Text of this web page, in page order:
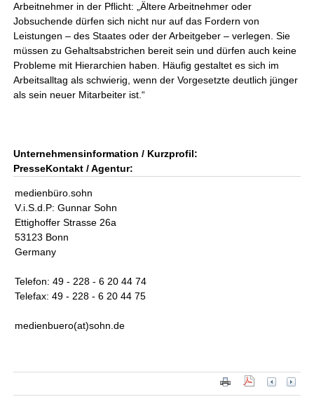
Arbeitnehmer in der Pflicht: „Ältere Arbeitnehmer oder
Jobsuchende dürfen sich nicht nur auf das Fordern von
Leistungen – des Staates oder der Arbeitgeber – verlegen. Sie
müssen zu Gehaltsabstrichen bereit sein und dürfen auch keine
Probleme mit Hierarchien haben. Häufig gestaltet es sich im
Arbeitsalltag als schwierig, wenn der Vorgesetzte deutlich jünger
als sein neuer Mitarbeiter ist.“
Unternehmensinformation / Kurzprofil:
PresseKontakt / Agentur:
medienbüro.sohn
V.i.S.d.P: Gunnar Sohn
Ettighoffer Strasse 26a
53123 Bonn
Germany
Telefon: 49 - 228 - 6 20 44 74
Telefax: 49 - 228 - 6 20 44 75
medienbuero(at)sohn.de